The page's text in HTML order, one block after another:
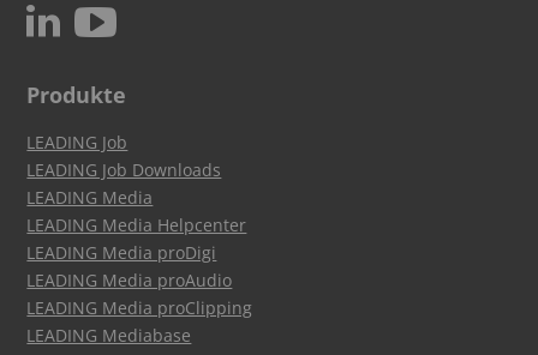
N c
Produkte
LEADING Job
LEADING Job Downloads
LEADING Media
LEADING Media Helpcenter
LEADING Media proDigi
LEADING Media proAudio
LEADING Media proClipping
LEADING Mediabase